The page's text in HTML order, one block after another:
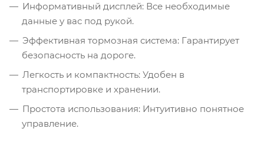
Информативный дисплей: Все необходимые
данные у вас под рукой.
Эффективная тормозная система: Гарантирует
безопасность на дороге.
Легкость и компактность: Удобен в
транспортировке и хранении.
Простота использования: Интуитивно понятное
управление.